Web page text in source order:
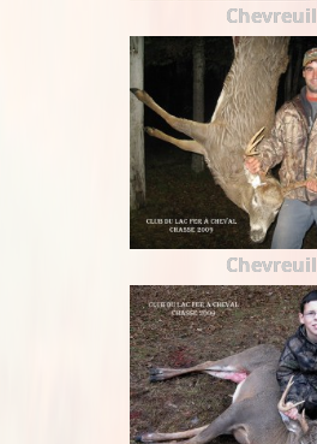
Chevreuil
Chevreuil